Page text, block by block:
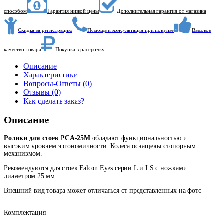
способом Гарантия низкой цены Дополнительная гарантия от магазина
Скидка за регистрацию Помощь и консультация при покупке Высокое
качество товара Покупка в рассрочку
Описание
Характеристики
Вопросы-Ответы (0)
Отзывы (0)
Как сделать заказ?
Описание
Ролики для стоек PCA-25M обладают функциональностью и
высоким уровнем эргономичности. Колеса оснащены стопорным
механизмом.
Рекомендуются для стоек Falcon Eyes серии L и LS с ножками
диаметром 25 мм.
Внешний вид товара может отличаться от представленных на фото
Комплектация